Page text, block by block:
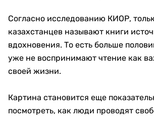
Согласно исследованию КИОР,
казахстанцев называют книги
вдохновения. То есть больше
уже не воспринимают чтение как
своей жизни.
Картина становится еще
посмотреть, как люди проводят